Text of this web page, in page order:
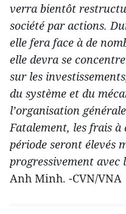
verra bientôt
société par actions.
elle fera face à de
elle devra se
sur les
du système et du
l’organisation
Fatalement, les frais à
période seront élevés
progressivement avec
Anh Minh. -CVN/VNA